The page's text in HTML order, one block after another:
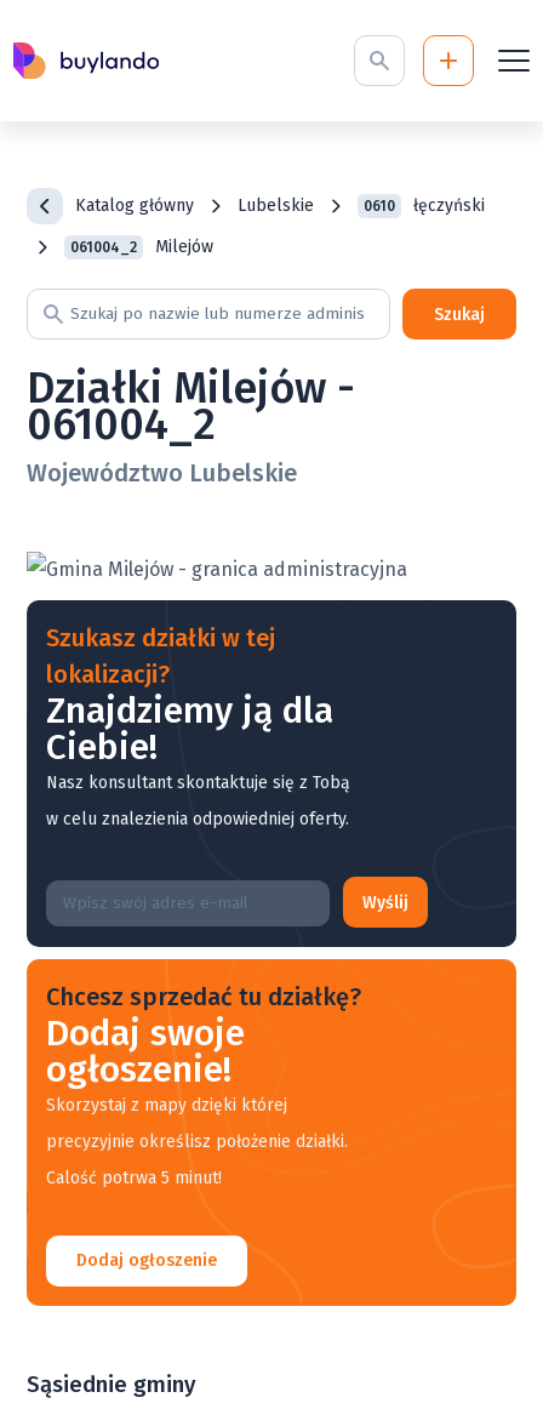
Katalog główny Lubelskie 0610 łęczyński
061004_2 Milejów
Szukaj
Działki Milejów -
061004_2
Województwo Lubelskie
Szukasz działki w tej
lokalizacji?
Znajdziemy ją dla
Ciebie!
Nasz konsultant skontaktuje się z Tobą
w celu znalezienia odpowiedniej oferty.
Wyślij
Chcesz sprzedać tu działkę?
Dodaj swoje
ogłoszenie!
Skorzystaj z mapy dzięki której
precyzyjnie określisz położenie działki.
Calość potrwa 5 minut!
Dodaj ogłoszenie
Sąsiednie gminy